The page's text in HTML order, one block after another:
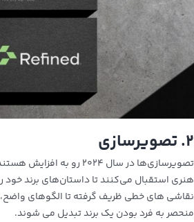
۲. تصویرسازی
تصویرسازی‌ها در سال ۲۰۲۴ رو به
هنری استقبال می‌کنند تا داستان‌های برند خود
نقاشی های خطی ظریف گرفته تا الگوهای
منحصر به فرد بودن یک برند تبدیل می شوند.